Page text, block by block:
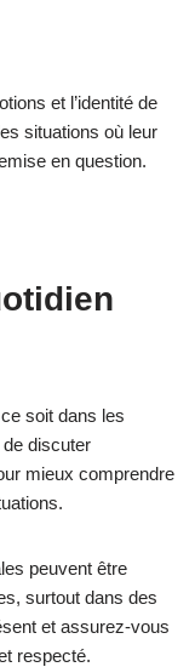
et l’identité de
situations où leur
en question.
soit dans les
discuter
mieux comprendre
peuvent être
surtout dans des
et assurez-vous
respecté.